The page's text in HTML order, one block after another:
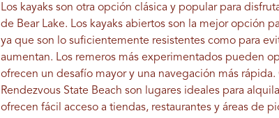
Los kayaks son otra opción clásica y popular para
de Bear Lake. Los kayaks abiertos son la mejor opción
ya que son lo suficientemente resistentes como para
aumentan. Los remeros más experimentados pueden
ofrecen un desafío mayor y una navegación más rápida.
Rendezvous State Beach son lugares ideales para
ofrecen fácil acceso a tiendas, restaurantes y áreas de